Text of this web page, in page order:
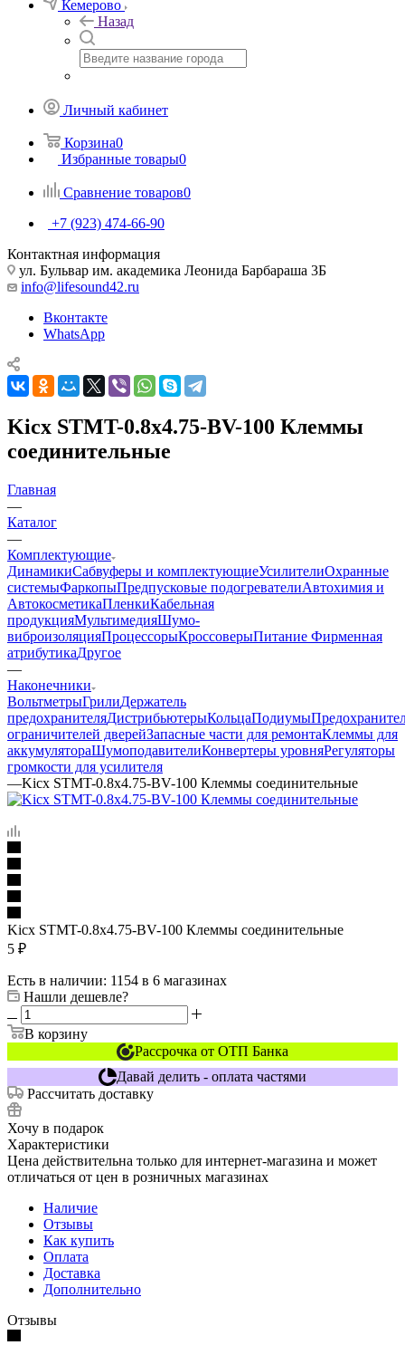
Кемерово
Назад
Личный кабинет
Корзина0
Избранные товары0
Сравнение товаров0
+7 (923) 474-66-90
Контактная информация
ул. Бульвар им. академика Леонида Барбараша 3Б
info@lifesound42.ru
Вконтакте
WhatsApp
Kicx STMT-0.8x4.75-BV-100 Клеммы
соединительные
Главная
—
Каталог
—
Комплектующие
ДинамикиСабвуферы и комплектующиеУсилителиОхранные
системыФаркопыПредпусковые подогревателиАвтохимия и
АвтокосметикаПленкиКабельная
продукцияМультимедияШумо-
виброизоляцияПроцессорыКроссоверыПитание Фирменная
атрибутикаДругое
—
Наконечники
ВольтметрыГрилиДержатель
предохранителяДистрибьютерыКольцаПодиумы
ограничителей дверейЗапасные части для ремонтаКлеммы для
аккумулятораШумоподавителиКонвертеры уровняРегуляторы
громкости для усилителя
—Kicx STMT-0.8x4.75-BV-100 Клеммы соединительные
Kicx STMT-0.8x4.75-BV-100 Клеммы соединительные
5 ₽
Есть в наличии: 1154 в 6 магазинах
Нашли дешевле?
В корзину
Рассрочка от ОТП Банка
Давай делить - оплата частями
Рассчитать доставку
Хочу в подарок
Характеристики
Цена действительна только для интернет-магазина и может
отличаться от цен в розничных магазинах
Наличие
Отзывы
Как купить
Оплата
Доставка
Дополнительно
Отзывы